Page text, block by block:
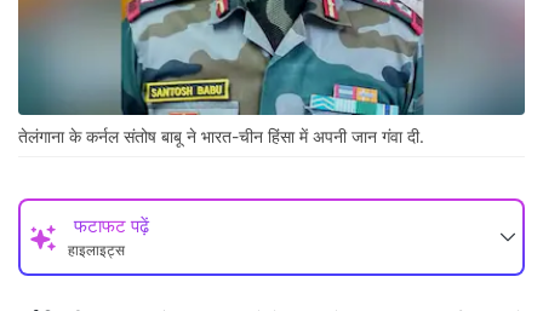
तेलंगाना के कर्नल संतोष बाबू ने भारत-चीन हिंसा में अपनी जान गंवा दी.
फटाफट पढ़ें
हाइलाइट्स